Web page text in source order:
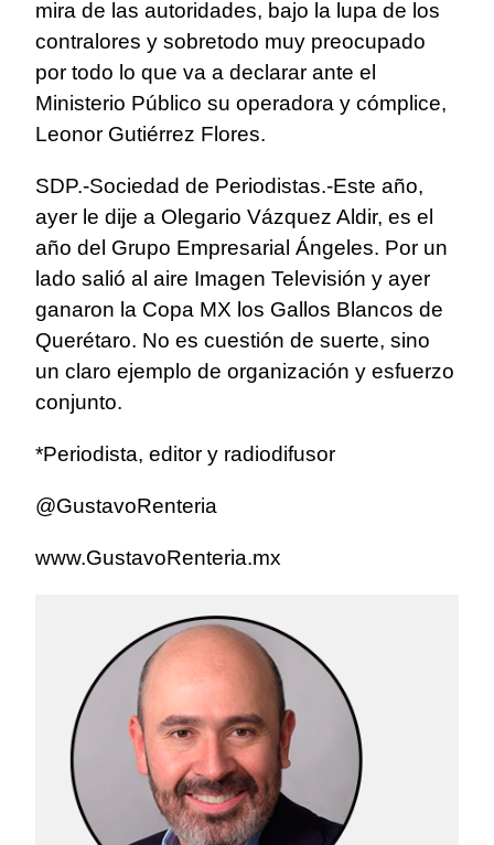
mira de las autoridades, bajo la lupa de los
contralores y sobretodo muy preocupado
por todo lo que va a declarar ante el
Ministerio Público su operadora y cómplice,
Leonor Gutiérrez Flores.
SDP.-Sociedad de Periodistas.-Este año,
ayer le dije a Olegario Vázquez Aldir, es el
año del Grupo Empresarial Ángeles. Por un
lado salió al aire Imagen Televisión y ayer
ganaron la Copa MX los Gallos Blancos de
Querétaro. No es cuestión de suerte, sino
un claro ejemplo de organización y esfuerzo
conjunto.
*Periodista, editor y radiodifusor
@GustavoRenteria
www.GustavoRenteria.mx